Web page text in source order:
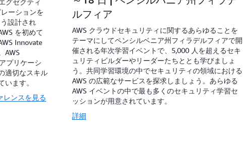
グゼクティ
ーションを
設計され
を初めて
Innovate
AWS
プリケーシ
適切なスキル
ます。
レンスを見る
ルフィア
AWS クラウドセキュリティに関するあらゆることを
テーマにしてペンシルベニア州フィラデルフィアで開
催される年次学習イベントで、5,000 人を超えるセキ
ュリティビルダーやリーダーたちととも学びましょ
う。共同学習環境の中でセキュリティの領域における
AWS の広範なサービスを探求しましょう。あらゆる
AWS イベントの中で最も多くのセキュリティ学習セ
ッションが用意されています。
詳細